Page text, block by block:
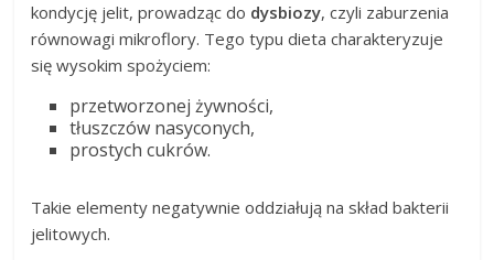
kondycję jelit, prowadząc do dysbiozy, czyli zaburzenia
równowagi mikroflory. Tego typu dieta charakteryzuje
się wysokim spożyciem:
przetworzonej żywności,
tłuszczów nasyconych,
prostych cukrów.
Takie elementy negatywnie oddziałują na skład bakterii
jelitowych.